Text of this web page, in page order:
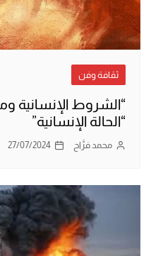
ثقافة وفن
“الشروط الإنسانية
“الحالة الإنسانية”
محمد فرَّاح 27/07/2024